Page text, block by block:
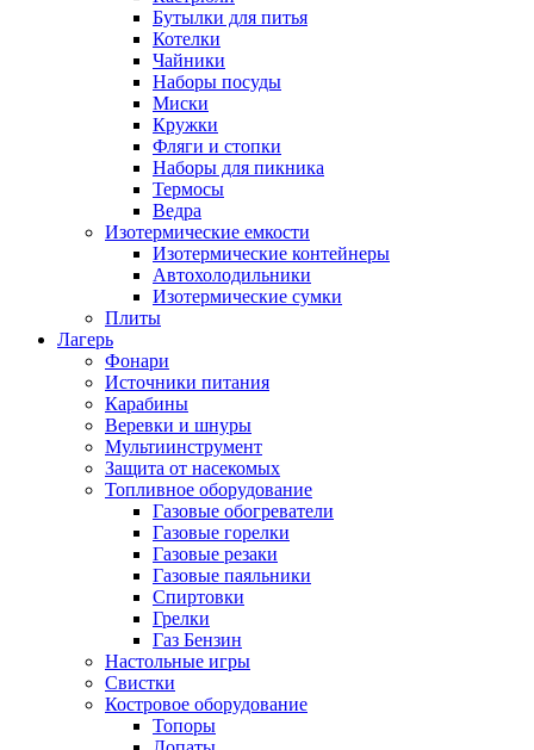
Бутылки для питья
Котелки
Чайники
Наборы посуды
Миски
Кружки
Фляги и стопки
Наборы для пикника
Термосы
Ведра
Изотермические емкости
Изотермические контейнеры
Автохолодильники
Изотермические сумки
Плиты
Лагерь
Фонари
Источники питания
Карабины
Веревки и шнуры
Мультиинструмент
Защита от насекомых
Топливное оборудование
Газовые обогреватели
Газовые горелки
Газовые резаки
Газовые паяльники
Спиртовки
Грелки
Газ Бензин
Настольные игры
Свистки
Костровое оборудование
Топоры